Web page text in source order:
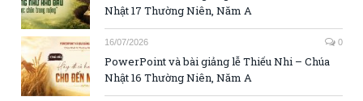
Nhật 17 Thường Niên, Năm A
16/07/2026 0
PowerPoint và bài giảng lễ Thiếu Nhi – Chúa
Nhật 16 Thường Niên, Năm A